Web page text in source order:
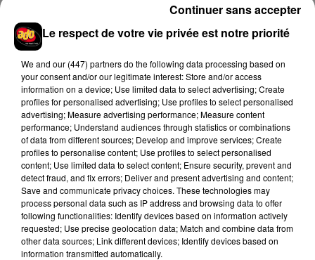
Hip-Hop News
7 août 2026
Brent Faiyaz a le cœur brisé dans son
nouveau clip
7 août 2026
Rihanna de retour en studio ? A$AP
Rocky relance l'espoir des fans
Le respect de votre vie privée est notre priorité
We and our (447) partnersdo the following data processing based on
your consent and/or our legitimate interest: Store and/or access
information on a device; Use limited data to select advertising; Create
profiles for personalised advertising; Use profiles to select personalised
advertising; Measure advertising performance; Measure content
performance; Understand audiences through statistics or combinations
of data from different sources; Develop and improve services; Create
profiles to personalise content; Use profiles to select personalised
content; Use limited data to select content; Ensure security, prevent and
detect fraud, and fix errors; Deliver and present advertising and content;
Save and communicate privacy choices. These technologies may
process personal data such as IP address and browsing data to offer
following functionalities: Identify devices based on information actively
requested; Use precise geolocation data; Match and combine data from
other data sources; Link different devices; Identify devices based on
information transmitted automatically.
Continuer sans accepter